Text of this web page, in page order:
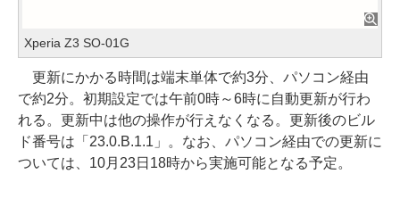
Xperia Z3 SO-01G
更新にかかる時間は端末単体で約3分、パソコン経由
で約2分。初期設定では午前0時～6時に自動更新が行わ
れる。更新中は他の操作が行えなくなる。更新後のビル
ド番号は「23.0.B.1.1」。なお、パソコン経由での更新に
ついては、10月23日18時から実施可能となる予定。